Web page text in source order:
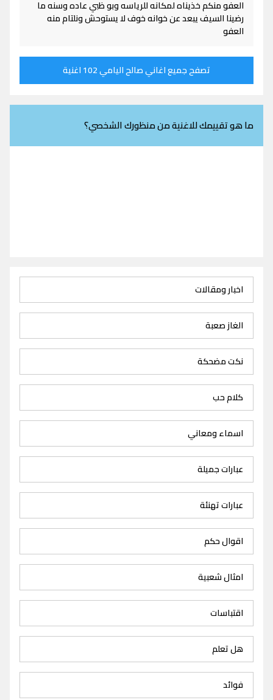
العفو منكم خذيناه لمكانه للرياسه وبو ظبي عاده وسنه ما
رضينا السيف يبعد عن خوانه خوف لا يستوحش ونلتام منه
العفو
تصفح جميع اغاني صالح اليامي 102 اغنية
ما هو تقييمك للاغنية من منظورك الشخصي؟
اخبار ومقالات
الغاز صعبة
نكت مضحكة
كلام حب
اسماء ومعاني
عبارات جميلة
عبارات تهنئة
اقوال حكم
امثال شعبية
اقتباسات
هل تعلم
فوائد